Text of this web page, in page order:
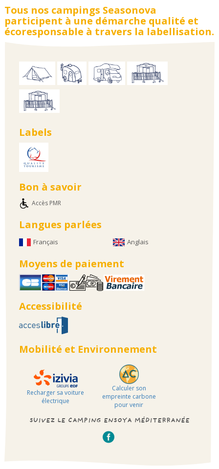
Tous nos campings Seasonova
participent à une démarche qualité et
écoresponsable à travers la labellisation.
Labels
Bon à savoir
Accès PMR
Langues parlées
Français Anglais
Moyens de paiement
Accessibilité
Mobilité et Environnement
Recharger sa voiture
électrique
Calculer son
empreinte carbone
pour venir
SUIVEZ LE CAMPING ENSOYA MÉDITERRANÉE